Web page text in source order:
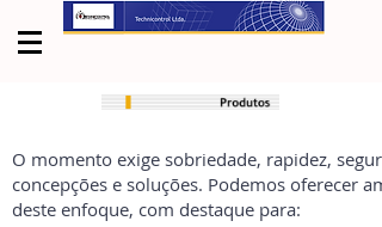
O momento exige sobriedade, rapidez,
concepções e soluções. Podemos oferecer
deste enfoque, com destaque para: